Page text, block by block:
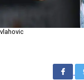
vlahovic